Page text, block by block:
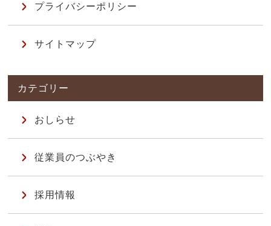
プライバシーポリシー
サイトマップ
おしらせ
従業員のつぶやき
採用情報